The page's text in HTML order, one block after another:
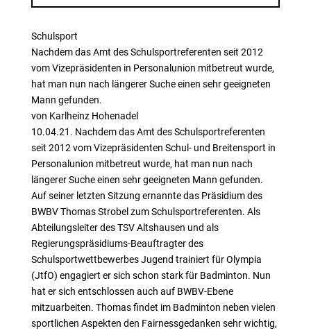
Schulsport
Nachdem das Amt des Schulsportreferenten seit 2012
vom Vizepräsidenten in Personalunion mitbetreut wurde,
hat man nun nach längerer Suche einen sehr geeigneten
Mann gefunden.
von Karlheinz Hohenadel
10.04.21. Nachdem das Amt des Schulsportreferenten
seit 2012 vom Vizepräsidenten Schul- und Breitensport in
Personalunion mitbetreut wurde, hat man nun nach
längerer Suche einen sehr geeigneten Mann gefunden.
Auf seiner letzten Sitzung ernannte das Präsidium des
BWBV Thomas Strobel zum Schulsportreferenten. Als
Abteilungsleiter des TSV Altshausen und als
Regierungspräsidiums-Beauftragter des
Schulsportwettbewerbes Jugend trainiert für Olympia
(JtfO) engagiert er sich schon stark für Badminton. Nun
hat er sich entschlossen auch auf BWBV-Ebene
mitzuarbeiten. Thomas findet im Badminton neben vielen
sportlichen Aspekten den Fairnessgedanken sehr wichtig,